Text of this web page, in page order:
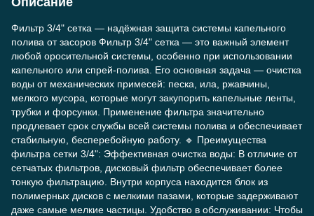
Фильтр 3/4" сетка — надёжная защита системы капельного
полива от засоров Фильтр 3/4" сетка — это важный элемент
любой оросительной системы, особенно при использовании
капельного или спрей-полива. Его основная задача — очистка
воды от механических примесей: песка, ила, ржавчины,
мелкого мусора, которые могут закупорить капельные ленты,
трубки и форсунки. Применение фильтра значительно
продлевает срок службы всей системы полива и обеспечивает
стабильную, бесперебойную работу. 🔹 Преимущества
фильтра сетки 3/4": Эффективная очистка воды: В отличие от
сетчатых фильтров, дисковый фильтр обеспечивает более
тонкую фильтрацию. Внутри корпуса находится блок из
полимерных дисков с мелкими пазами, которые задерживают
даже самые мелкие частицы. Удобство в обслуживании: Чтобы